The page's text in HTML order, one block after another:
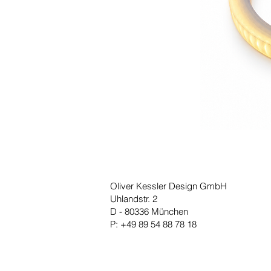
Oliver Kessler Design GmbH
Uhlandstr. 2
D - 80336 München
P: +49 89 54 88 78 18